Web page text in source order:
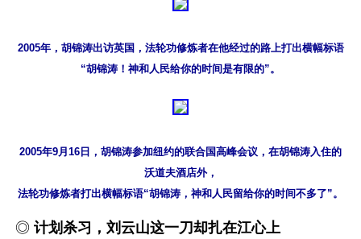
2005年，胡锦涛出访英国，法轮功修炼者在他经过的路上打出横幅标语
“胡锦涛！神和人民给你的时间是有限的”。
2005年9月16日，胡锦涛参加纽约的联合国高峰会议，在胡锦涛入住的
沃道夫酒店外，
法轮功修炼者打出横幅标语“胡锦涛，神和人民留给你的时间不多了”。
◎ 计划杀习，刘云山这一刀却扎在江心上